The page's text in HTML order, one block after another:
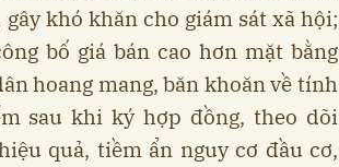
khó khăn cho giám sát xã hội;
bố giá bán cao hơn mặt bằng
hoang mang, băn khoăn về tính
sau khi ký hợp đồng, theo dõi
quả, tiềm ẩn nguy cơ đầu cơ,